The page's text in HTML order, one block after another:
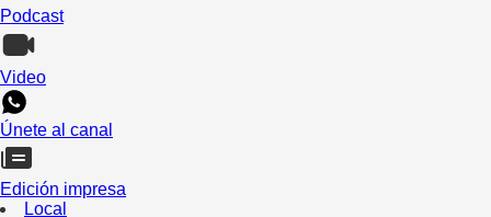
Podcast
Video
Únete al canal
Edición impresa
Local